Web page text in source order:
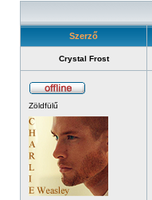
Szerző
Crystal Frost
Zöldfülű